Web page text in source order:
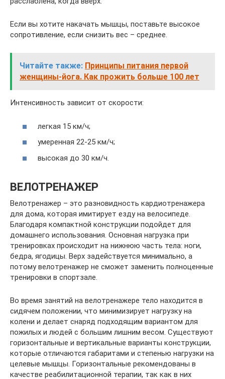
Если вы хотите накачать мышцы, поставьте высокое
сопротивление, если снизить вес – среднее.
Читайте также: Принципы питания первой
женщины-йога. Как прожить больше 100 лет
Интенсивность зависит от скорости:
легкая 15 км/ч;
умеренная 22-25 км/ч;
высокая до 30 км/ч.
ВЕЛОТРЕНАЖЕР
Велотренажер – это разновидность кардиотренажера
для дома, которая имитирует езду на велосипеде.
Благодаря компактной конструкции подойдет для
домашнего использования. Основная нагрузка при
тренировках происходит на нижнюю часть тела: ноги,
бедра, ягодицы. Верх задействуется минимально, а
потому велотренажер не сможет заменить полноценные
тренировки в спортзале.
Во время занятий на велотренажере тело находится в
сидячем положении, что минимизирует нагрузку на
колени и делает снаряд подходящим вариантом для
пожилых и людей с большим лишним весом. Существуют
горизонтальные и вертикальные варианты конструкции,
которые отличаются габаритами и степенью нагрузки на
целевые мышцы. Горизонтальные рекомендованы в
качестве реабилитационной терапии, так как в них